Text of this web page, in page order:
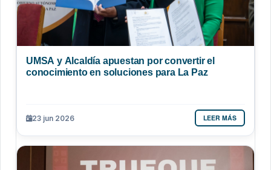
UMSA y Alcaldía apuestan por convertir el
conocimiento en soluciones para La Paz
23 jun 2026 LEER MÁS